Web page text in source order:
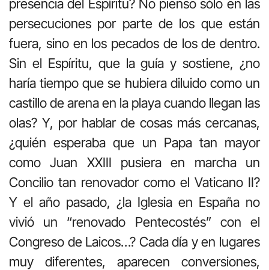
presencia del Espíritu? No pienso sólo en las
persecuciones por parte de los que están
fuera, sino en los pecados de los de dentro.
Sin el Espíritu, que la guía y sostiene, ¿no
haría tiempo que se hubiera diluido como un
castillo de arena en la playa cuando llegan las
olas? Y, por hablar de cosas más cercanas,
¿quién esperaba que un Papa tan mayor
como Juan XXIII pusiera en marcha un
Concilio tan renovador como el Vaticano II?
Y el año pasado, ¿la Iglesia en España no
vivió un “renovado Pentecostés” con el
Congreso de Laicos…? Cada día y en lugares
muy diferentes, aparecen conversiones,